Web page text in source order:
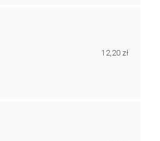
12,20 zł